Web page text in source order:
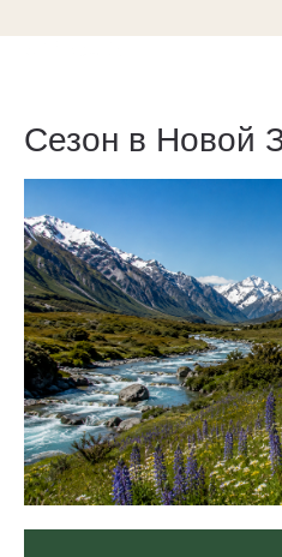
Сезон в Новой